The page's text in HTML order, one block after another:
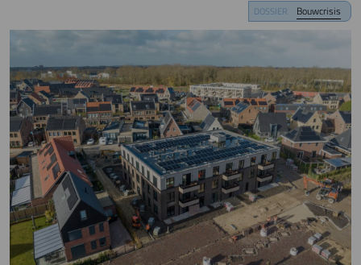
DOSSIER Bouwcrisis